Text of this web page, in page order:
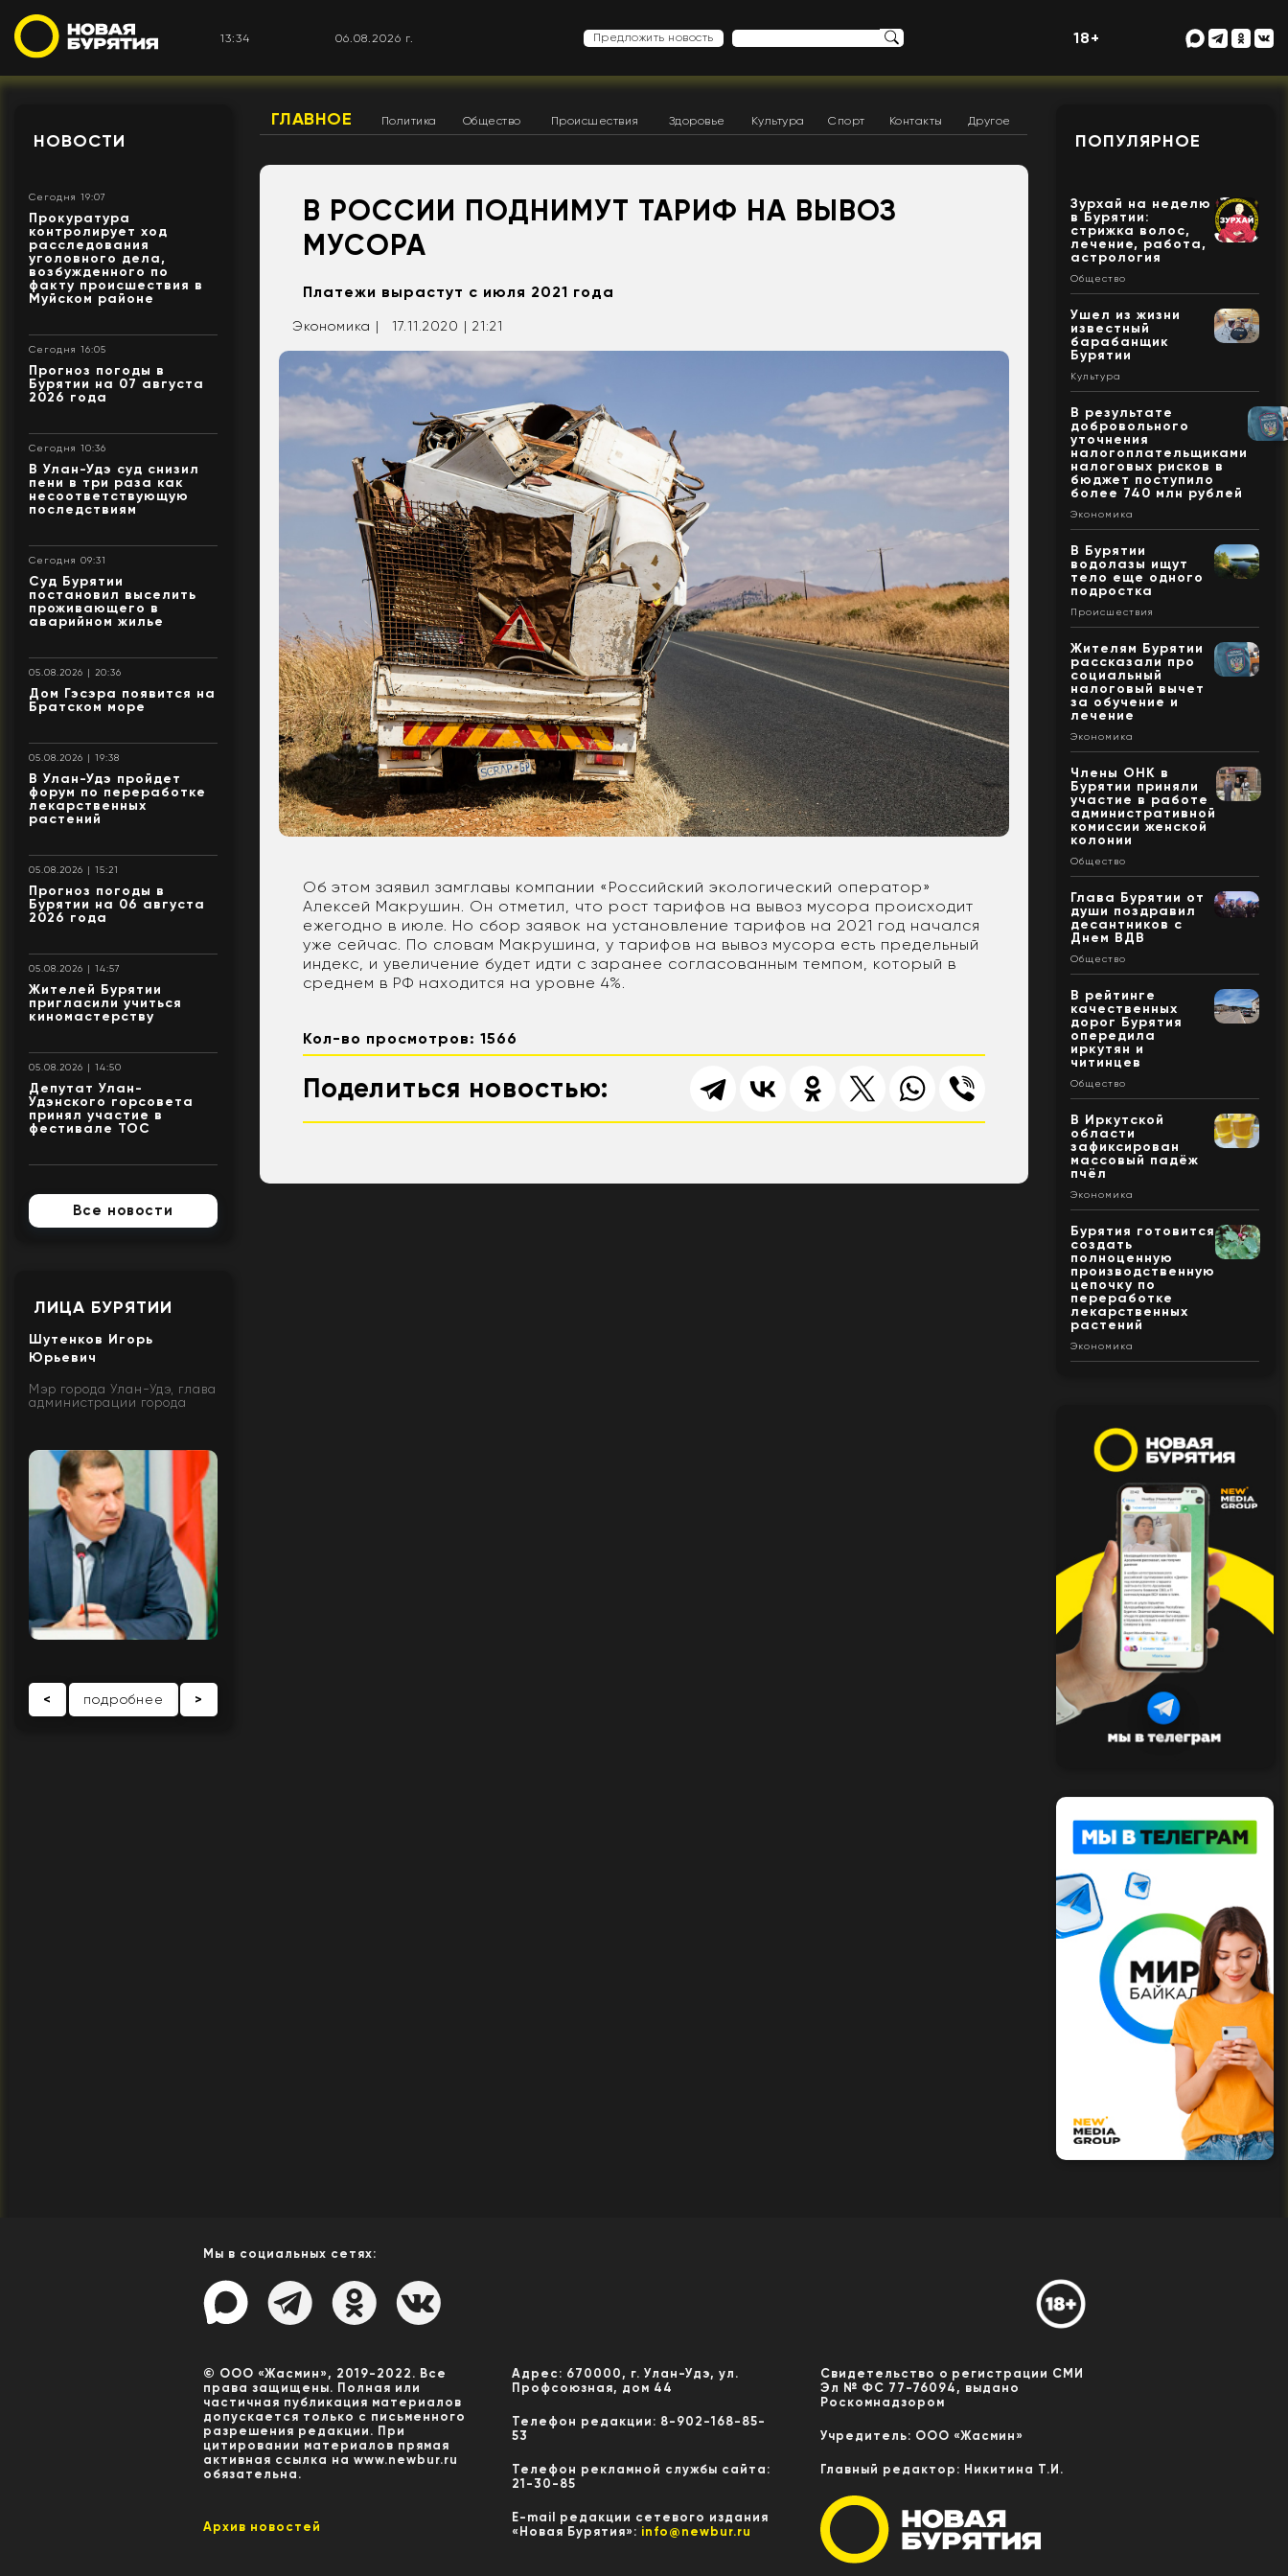
13:34 06.08.2026 г. Предложить новость 18+
НОВОСТИ
Сегодня 19:07
Прокуратура
контролирует ход
расследования
уголовного дела,
возбужденного по
факту происшествия в
Муйском районе
Сегодня 16:05
Прогноз погоды в
Бурятии на 07 августа
2026 года
Сегодня 10:36
В Улан-Удэ суд снизил
пени в три раза как
несоответствующую
последствиям
Сегодня 09:31
Суд Бурятии
постановил выселить
проживающего в
аварийном жилье
05.08.2026 | 20:36
Дом Гэсэра появится на
Братском море
05.08.2026 | 19:38
В Улан-Удэ пройдет
форум по переработке
лекарственных
растений
05.08.2026 | 15:21
Прогноз погоды в
Бурятии на 06 августа
2026 года
05.08.2026 | 14:57
Жителей Бурятии
пригласили учиться
киномастерству
05.08.2026 | 14:50
Депутат Улан-
Удэнского горсовета
принял участие в
фестивале ТОС
Все новости
ЛИЦА БУРЯТИИ
Шутенков Игорь
Юрьевич
Мэр города Улан-Удэ, глава
администрации города
< подробнее >
ГЛАВНОЕ Политика Общество Происшествия Здоровье Культура Спорт Контакты Другое
В РОССИИ ПОДНИМУТ ТАРИФ НА ВЫВОЗ
МУСОРА
Платежи вырастут с июля 2021 года
Экономика | 17.11.2020 | 21:21
Об этом заявил замглавы компании «Российский экологический оператор»
Алексей Макрушин. Он отметил, что рост тарифов на вывоз мусора происходит
ежегодно в июле. Но сбор заявок на установление тарифов на 2021 год начался
уже сейчас. По словам Макрушина, у тарифов на вывоз мусора есть предельный
индекс, и увеличение будет идти с заранее согласованным темпом, который в
среднем в РФ находится на уровне 4%.
Кол-во просмотров: 1566
Поделиться новостью:
ПОПУЛЯРНОЕ
Зурхай на неделю
в Бурятии:
стрижка волос,
лечение, работа,
астрология
Общество
Ушел из жизни
известный
барабанщик
Бурятии
Культура
В результате
добровольного
уточнения
налогоплательщиками
налоговых рисков в
бюджет поступило
более 740 млн рублей
Экономика
В Бурятии
водолазы ищут
тело еще одного
подростка
Происшествия
Жителям Бурятии
рассказали про
социальный
налоговый вычет
за обучение и
лечение
Экономика
Члены ОНК в
Бурятии приняли
участие в работе
административной
комиссии женской
колонии
Общество
Глава Бурятии от
души поздравил
десантников с
Днем ВДВ
Общество
В рейтинге
качественных
дорог Бурятия
опередила
иркутян и
читинцев
Общество
В Иркутской
области
зафиксирован
массовый падёж
пчёл
Экономика
Бурятия готовится
создать
полноценную
производственную
цепочку по
переработке
лекарственных
растений
Экономика
Мы в социальных сетях:
© ООО «Жасмин», 2019-2022. Все
права защищены. Полная или
частичная публикация материалов
допускается только с письменного
разрешения редакции. При
цитировании материалов прямая
активная ссылка на www.newbur.ru
обязательна.
Архив новостей
Адрес: 670000, г. Улан-Удэ, ул.
Профсоюзная, дом 44
Телефон редакции: 8-902-168-85-
53
Телефон рекламной службы сайта:
21-30-85
E-mail редакции сетевого издания
«Новая Бурятия»: info@newbur.ru
Свидетельство о регистрации СМИ
Эл № ФС 77-76094, выдано
Роскомнадзором
Учредитель: ООО «Жасмин»
Главный редактор: Никитина Т.И.